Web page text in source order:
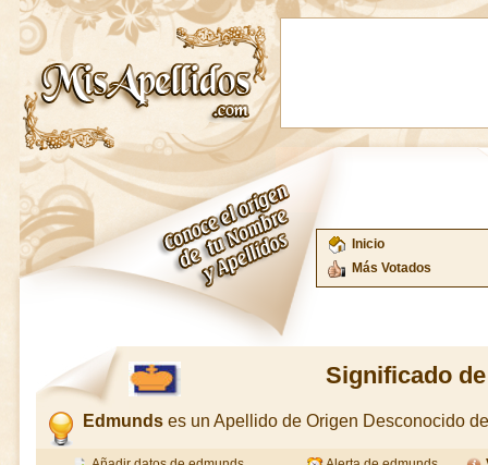
Inicio
Más Votados
Significado
Edmunds es un Apellido de Origen Desconocido